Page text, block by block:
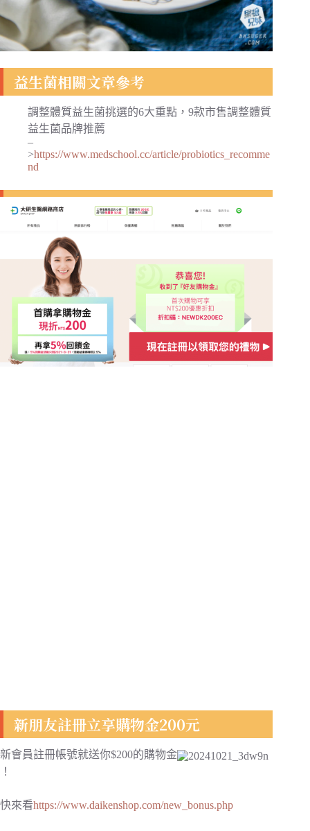
益生菌相關文章參考
調整體質益生菌挑選的6大重點，9款市售調整體質
益生菌品牌推薦
–
>https://www.medschool.cc/article/probiotics_recomme
nd
新朋友註冊立享購物金200元
新會員註冊帳號就送你$200的購物金
！
快來看https://www.daikenshop.com/new_bonus.php